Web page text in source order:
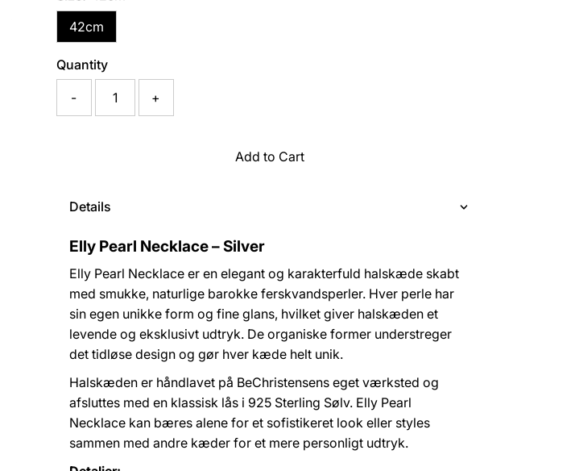
42cm
Quantity
- +
Add to Cart
Details
Elly Pearl Necklace – Silver
Elly Pearl Necklace er en elegant og karakterfuld halskæde skabt
med smukke, naturlige barokke ferskvandsperler. Hver perle har
sin egen unikke form og fine glans, hvilket giver halskæden et
levende og eksklusivt udtryk. De organiske former understreger
det tidløse design og gør hver kæde helt unik.
Halskæden er håndlavet på BeChristensens eget værksted og
afsluttes med en klassisk lås i 925 Sterling Sølv. Elly Pearl
Necklace kan bæres alene for et sofistikeret look eller styles
sammen med andre kæder for et mere personligt udtryk.